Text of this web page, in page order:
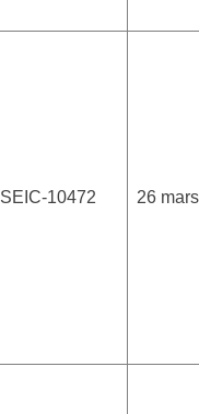
SEIC-10472 26 mars